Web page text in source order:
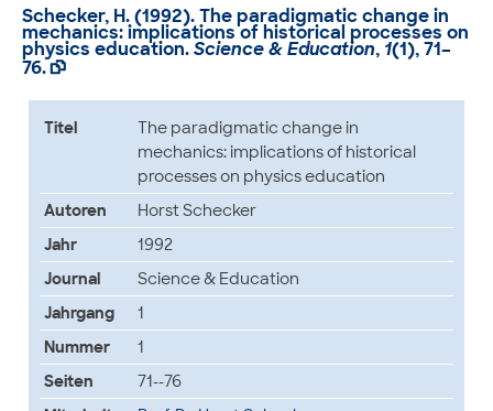
Schecker, H. (1992). The paradigmatic change in
mechanics: implications of historical processes on
physics education.Science & Education, 1(1), 71–
76. 
Titel
The paradigmatic change in
mechanics: implications of historical
processes on physics education
Autoren
Horst Schecker
Jahr
1992
Journal
Science & Education
Jahrgang
1
Nummer
1
Seiten
71--76